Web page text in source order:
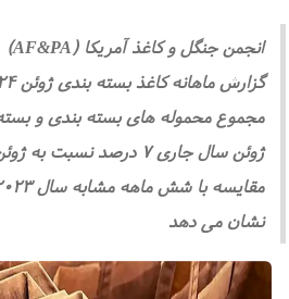
انجمن جنگل و کاغذ آمریکا (AF&PA)
مجموع محموله های بسته بندی و
نشان می دهد